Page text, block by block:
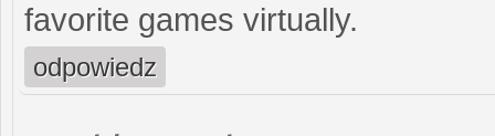
favorite games virtually.
odpowiedz